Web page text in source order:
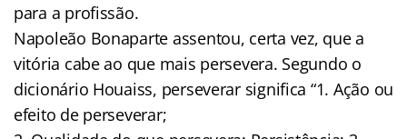
para a profissão.
Napoleão Bonaparte assentou, certa vez, que a
vitória cabe ao que mais persevera. Segundo o
dicionário Houaiss, perseverar significa “1. Ação ou
efeito de perseverar;